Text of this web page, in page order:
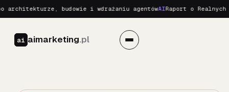
budowie i wdrażaniu agentówAIRaport o Realnych
ai aimarketing.pl